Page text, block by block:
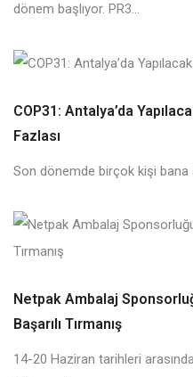
dönem başlıyor. PR3...
COP31: Antalya’da
Fazlası
Son dönemde birçok kişi bana
Netpak Ambalaj
Başarılı Tırmanış
14-20 Haziran tarihleri